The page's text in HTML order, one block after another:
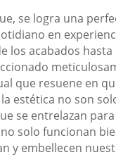
se logra una
en
los acabados hasta
que resuene en
estética no son
se entrelazan
solo funcionan
y embellecen